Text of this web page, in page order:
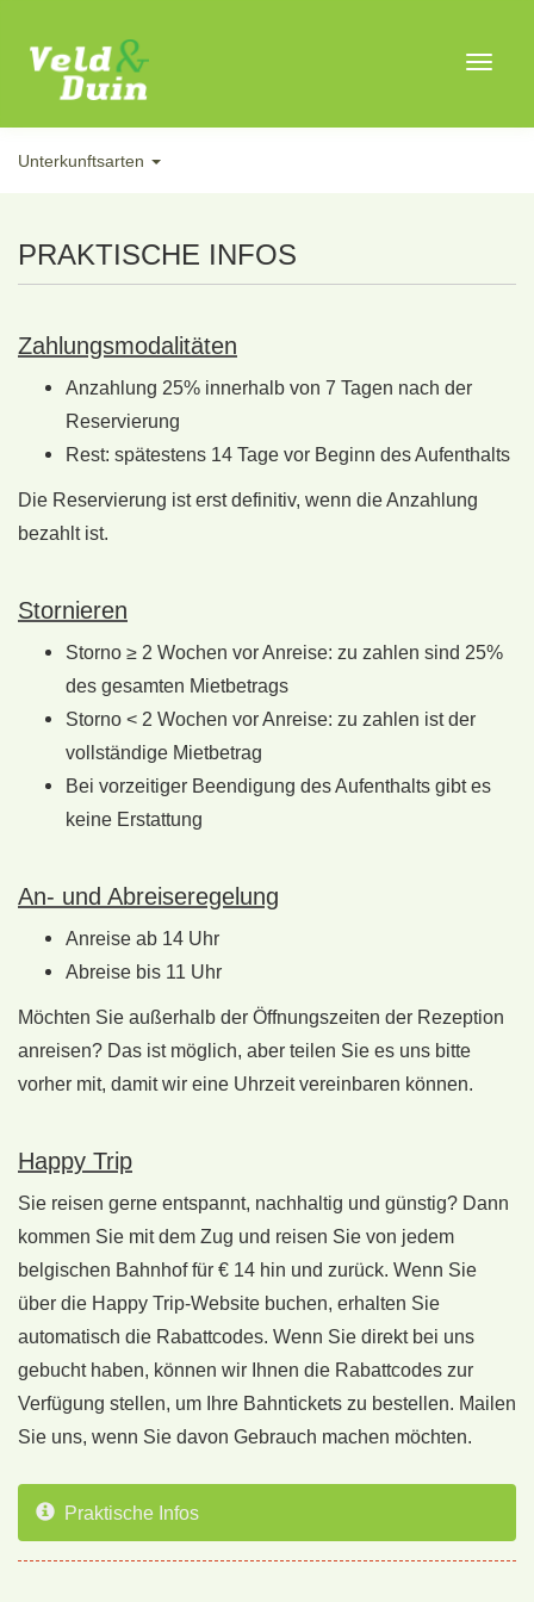
Toggle
Unterkunftsarten
PRAKTISCHE INFOS
Zahlungsmodalitäten
Anzahlung 25% innerhalb von 7 Tagen nach der
Reservierung
Rest: spätestens 14 Tage vor Beginn des Aufenthalts
Die Reservierung ist erst definitiv, wenn die Anzahlung
bezahlt ist.
Stornieren
Storno ≥ 2 Wochen vor Anreise: zu zahlen sind 25%
des gesamten Mietbetrags
Storno < 2 Wochen vor Anreise: zu zahlen ist der
vollständige Mietbetrag
Bei vorzeitiger Beendigung des Aufenthalts gibt es
keine Erstattung
An- und Abreiseregelung
Anreise ab 14 Uhr
Abreise bis 11 Uhr
Möchten Sie außerhalb der Öffnungszeiten der Rezeption
anreisen? Das ist möglich, aber teilen Sie es uns bitte
vorher mit, damit wir eine Uhrzeit vereinbaren können.
Happy Trip
Sie reisen gerne entspannt, nachhaltig und günstig? Dann
kommen Sie mit dem Zug und reisen Sie von jedem
belgischen Bahnhof für € 14 hin und zurück. Wenn Sie
über die Happy Trip-Website buchen, erhalten Sie
automatisch die Rabattcodes. Wenn Sie direkt bei uns
gebucht haben, können wir Ihnen die Rabattcodes zur
Verfügung stellen, um Ihre Bahntickets zu bestellen. Mailen
Sie uns, wenn Sie davon Gebrauch machen möchten.
Praktische Infos